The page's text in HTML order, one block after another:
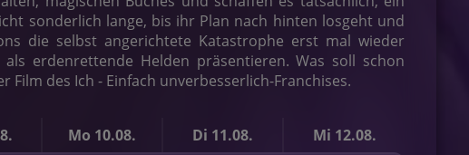
sonderlich lange, bis ihr Plan nach hinten losgeht und
die selbst angerichtete Katastrophe erst mal wieder
erdenrettende Helden präsentieren. Was soll schon
des Ich - Einfach unverbesserlich-Franchises.
Mo 10.08. Di 11.08. Mi 12.08.